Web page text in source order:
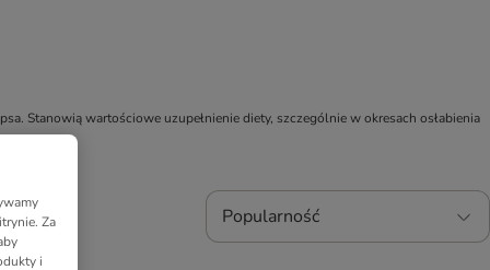
Stanowią wartościowe uzupełnienie diety, szczególnie w okresach osłabienia
Popularność
Za
i